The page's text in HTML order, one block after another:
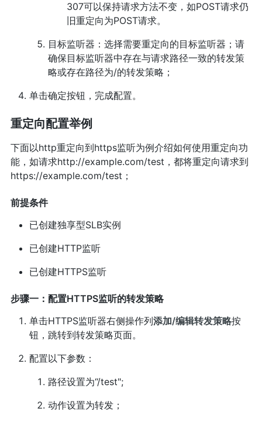
307可以保持请求方法不变，如POST请求仍
旧重定向为POST请求。
目标监听器：选择需要重定向的目标监听器；请
确保目标监听器中存在与请求路径一致的转发策
略或存在路径为/的转发策略；
单击确定按钮，完成配置。
重定向配置举例
下面以http重定向到https监听为例介绍如何使用重定向功
能，如请求http://example.com/test，都将重定向请求到
https://example.com/test；
前提条件
已创建独享型SLB实例
已创建HTTP监听
已创建HTTPS监听
步骤一：配置HTTPS监听的转发策略
单击HTTPS监听器右侧操作列添加/编辑转发策略按
钮，跳转到转发策略页面。
配置以下参数：
路径设置为“/test";
动作设置为转发；